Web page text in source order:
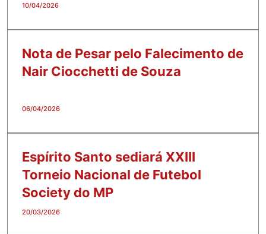
10/04/2026
Nota de Pesar pelo Falecimento de
Nair Ciocchetti de Souza
06/04/2026
Espírito Santo sediará XXIII
Torneio Nacional de Futebol
Society do MP
20/03/2026